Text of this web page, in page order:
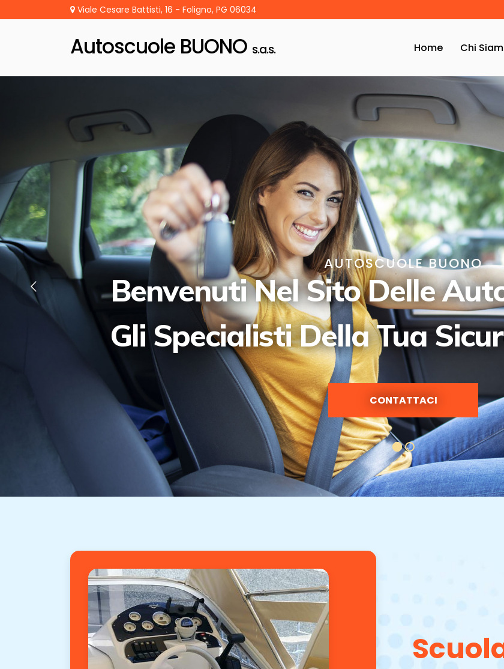
Viale Cesare Battisti, 16 - Foligno, PG 06034
Autoscuole BUONO s.a.s. Home Chi
AUTOSCUOLE BUONO
Benvenuti Nel Sito Delle
Gli Specialisti Della Tua
CONTATTACI